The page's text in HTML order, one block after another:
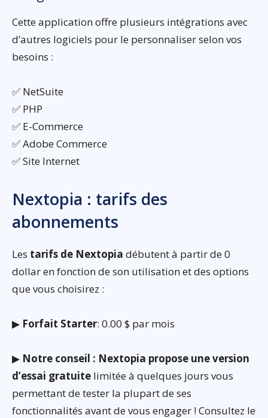
Cette application offre plusieurs intégrations avec
d’autres logiciels pour le personnaliser selon vos
besoins :
✅ NetSuite
✅ PHP
✅ E-Commerce
✅ Adobe Commerce
✅ Site Internet
Nextopia : tarifs des
abonnements
Les tarifs de Nextopia débutent à partir de 0
dollar en fonction de son utilisation et des options
que vous choisirez :
▶ Forfait Starter: 0.00 $ par mois
▶ Notre conseil : Nextopia propose une version
d’essai gratuite limitée à quelques jours vous
permettant de tester la plupart de ses
fonctionnalités avant de vous engager ! Consultez le